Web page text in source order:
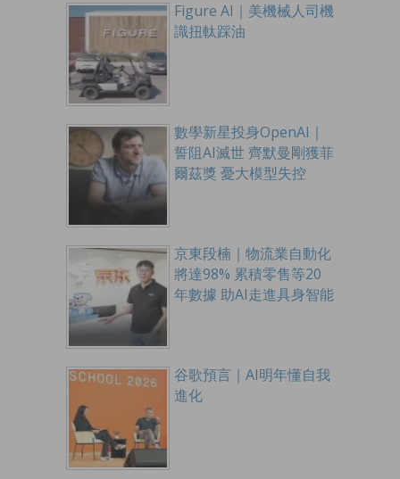
Figure AI｜美機械人司機
識扭軚踩油
數學新星投身OpenAI｜
誓阻AI滅世 齊默曼剛獲菲
爾茲獎 憂大模型失控
京東段楠｜物流業自動化
將達98% 累積零售等20
年數據 助AI走進具身智能
谷歌預言｜AI明年懂自我
進化